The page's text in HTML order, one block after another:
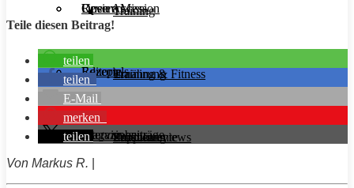
Unsere Mission
Training
Ernährung
Supplemente
Training & Fitness
Ernährung
Reviews
Produktreviews
Rezepte
Interviews
Open Access
Editorials
Magazinbeiträge
Teile diesen Beitrag!
teilen
teilen
E-Mail
merken
teilen
Von Markus R.